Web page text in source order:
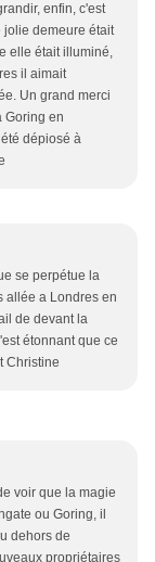
enfin, c'est
jolie demeure était
elle était illuminé,
il aimait
Un grand merci
Goring en
dépiosé à
se perpétue la
allée a Londres en
de devant la
étonnant que ce
Christine
voir que la magie
ou Goring, il
dehors de
propriétaires